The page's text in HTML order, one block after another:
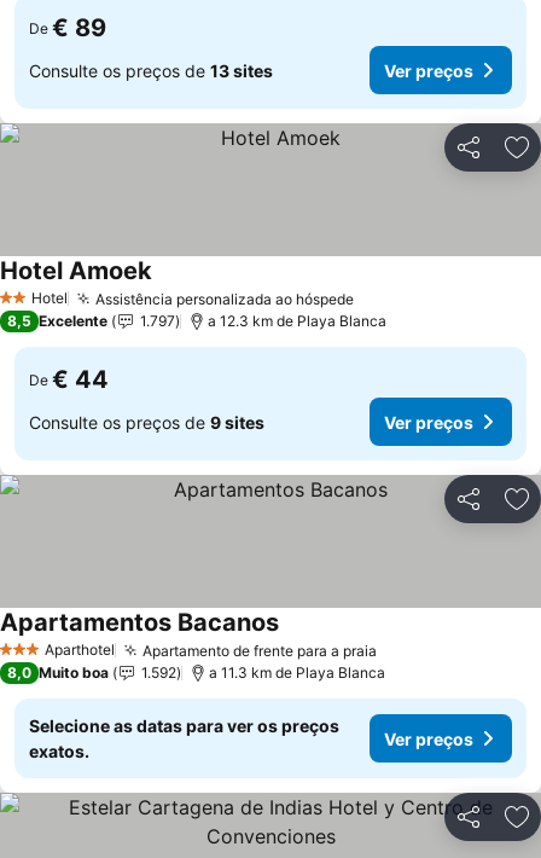
De € 89
Consulte os preços de 13 sites Ver preços
Partilhar
2 Estrelas
Hotel Assistência personalizada ao hóspede
Hotel Amoek
8,5 Excelente 1.797 a 12.3 km de Playa Blanca
De € 44
Consulte os preços de 9 sites Ver preços
Partilhar
3 EstrelasAparthotel Apartamento de frente para a praia
Apartamentos Bacanos
8,0 Muito boa 1.592 a 11.3 km de Playa Blanca
Selecione as datas para ver os preços
exatos.
Ver preços
Partilhar